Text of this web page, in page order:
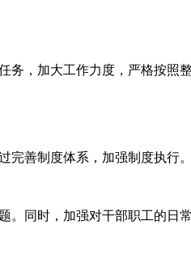
，加大工作力度，严格按照
善制度体系，加强制度执行。
同时，加强对干部职工的日